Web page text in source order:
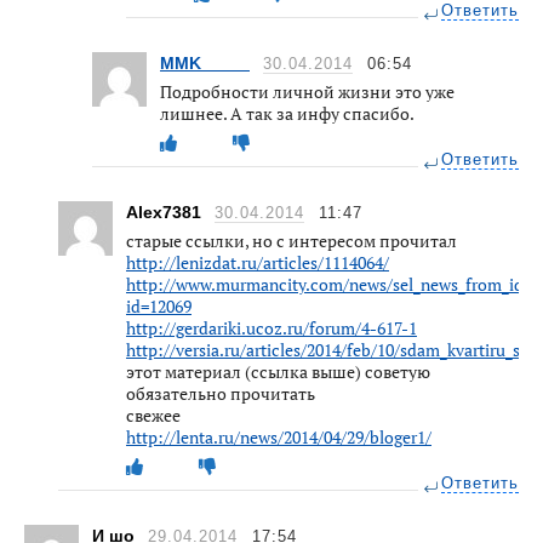
Ответить
MMK_____ 30.04.2014 06:54
Подробности личной жизни это уже
лишнее. А так за инфу спасибо.
Ответить
Alex7381 30.04.2014 11:47
старые ссылки, но с интересом прочитал
http://lenizdat.ru/articles/1114064/
http://www.murmancity.com/news/
id=12069
http://gerdariki.ucoz.ru/forum/4-617-1
http://versia.ru/articles/2014/feb/10/
этот материал (ссылка выше) советую
обязательно прочитать
свежее
http://lenta.ru/news/2014/04/29/bloger1/
Ответить
И шо 29.04.2014 17:54